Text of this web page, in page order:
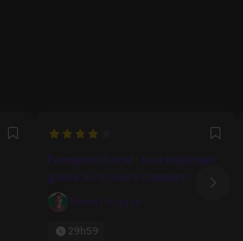
Favori
4
Formation Excel : tout maîtriser
grâce à ce cours complet !
Tommy Rigault
29h59